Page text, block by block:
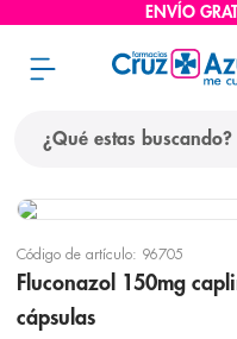
ENVÍO
Código de artículo: 96705
Fluconazol 150mg
cápsulas
términos más
protector solar
2. pañales